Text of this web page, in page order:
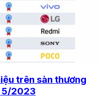
trên sàn thương
5/2023